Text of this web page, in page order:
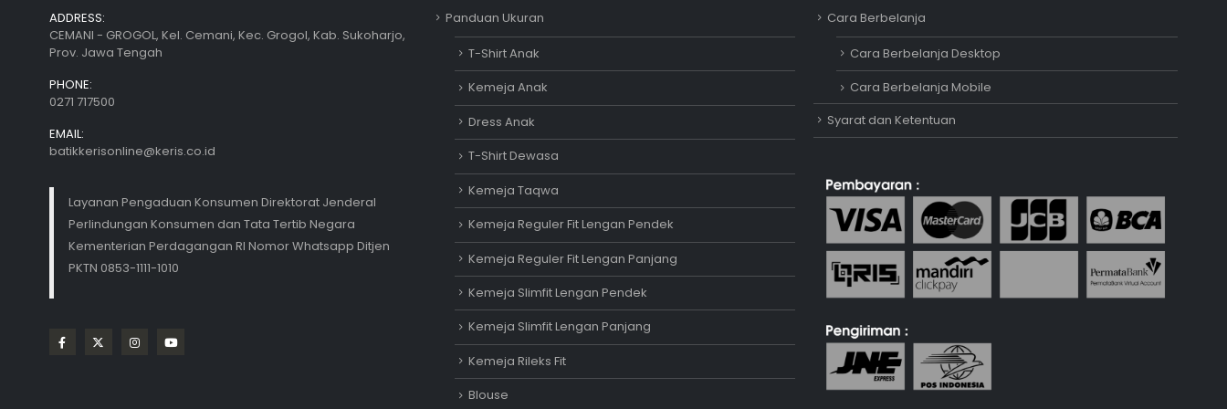
ADDRESS:
CEMANI - GROGOL, Kel. Cemani, Kec. Grogol, Kab. Sukoharjo,
Prov. Jawa Tengah
PHONE:
0271 717500
EMAIL:
batikkerisonline@keris.co.id
Layanan Pengaduan Konsumen Direktorat Jenderal
Perlindungan Konsumen dan Tata Tertib Negara
Kementerian Perdagangan RI Nomor Whatsapp Ditjen
PKTN 0853-1111-1010
Panduan Ukuran
T-Shirt Anak
Kemeja Anak
Dress Anak
T-Shirt Dewasa
Kemeja Taqwa
Kemeja Reguler Fit Lengan Pendek
Kemeja Reguler Fit Lengan Panjang
Kemeja Slimfit Lengan Pendek
Kemeja Slimfit Lengan Panjang
Kemeja Rileks Fit
Blouse
Cara Berbelanja
Cara Berbelanja Desktop
Cara Berbelanja Mobile
Syarat dan Ketentuan
Adipati
Online